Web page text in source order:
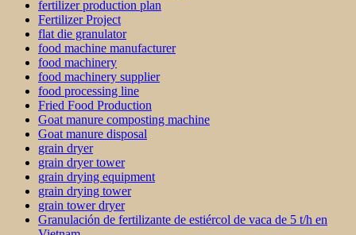
fertilizer production plan
Fertilizer Project
flat die granulator
food machine manufacturer
food machinery
food machinery supplier
food processing line
Fried Food Production
Goat manure composting machine
Goat manure disposal
grain dryer
grain dryer tower
grain drying equipment
grain drying tower
grain tower dryer
Granulación de fertilizante de estiércol de vaca de 5 t/h en